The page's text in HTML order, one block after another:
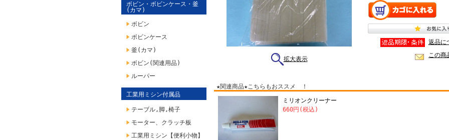
ボビン・ボビンケース・釜
(カマ)
ボビン
ボビンケース
釜(カマ)
ボビン(関連用品)
ルーパー
工業用ミシン付属品
テーブル,脚,椅子
モーター、クラッチ板
工業用ミシン【便利小物】
拡大表示
返品に
この商
★関連商品★こちらもおススメ ！
ミリオンクリーナー
660円(税込)